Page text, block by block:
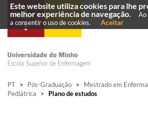
PT > Pós-Graduação >
Mestrado em
Pediátrica
> Plano de estudos
Este website utiliza cookies para lhe
melhor experiência de navegação.
Ao
a consentir o uso de cookies.
Aceitar